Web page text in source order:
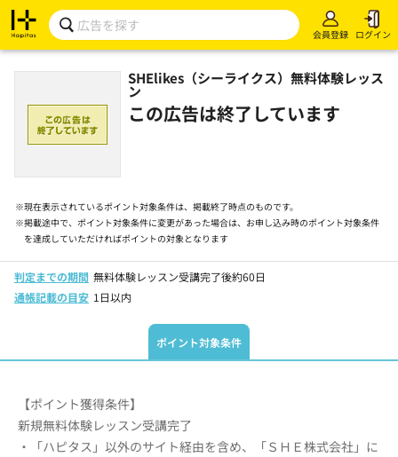
会員登録 ログイン
SHElikes（シーライクス）無料体験レッス
ン
この広告は終了しています
※現在表示されているポイント対象条件は、掲載終了時点のものです。
※掲載途中で、ポイント対象条件に変更があった場合は、お申し込み時のポイント対象条件
を達成していただければポイントの対象となります
判定までの期間 無料体験レッスン受講完了後約60日
通帳記載の目安 1日以内
ポイント対象条件
【ポイント獲得条件】
新規無料体験レッスン受講完了
・「ハピタス」以外のサイト経由を含め、「ＳＨＥ株式会社」に